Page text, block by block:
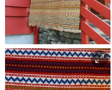
Agnes Bernes
(Osterøy Museum)